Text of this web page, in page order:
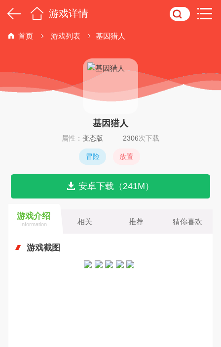
游戏详情
首页 游戏列表 基因猎人
基因猎人
属性： 变态版 2306次下载
冒险 放置
安卓下载（241M）
游戏介绍
Information 相关 推荐 猜你喜欢
游戏截图